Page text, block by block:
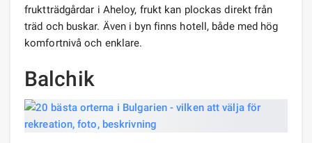
fruktträdgårdar i Aheloy, frukt kan plockas direkt från
träd och buskar. Även i byn finns hotell, både med hög
komfortnivå och enklare.
Balchik